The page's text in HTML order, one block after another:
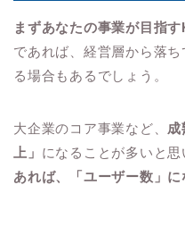
まずあなたの事業が目指
であれば、経営層から落
る場合もあるでしょう。
大企業のコア事業など、 成
上」 になることが多いと思
あれば、「ユーザー数」に